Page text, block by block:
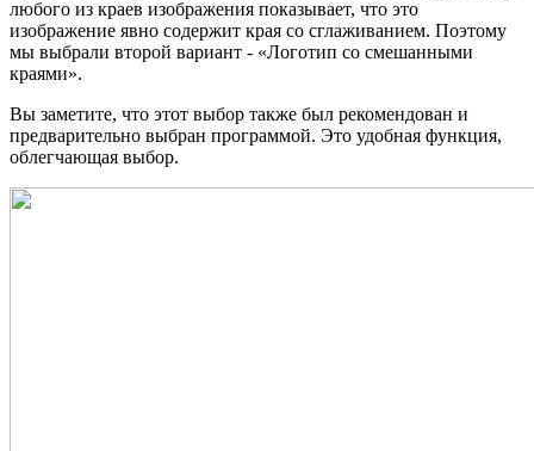
любого из краев изображения показывает, что это
изображение явно содержит края со сглаживанием. Поэтому
мы выбрали второй вариант - «Логотип со смешанными
краями».
Вы заметите, что этот выбор также был рекомендован и
предварительно выбран программой. Это удобная функция,
облегчающая выбор.